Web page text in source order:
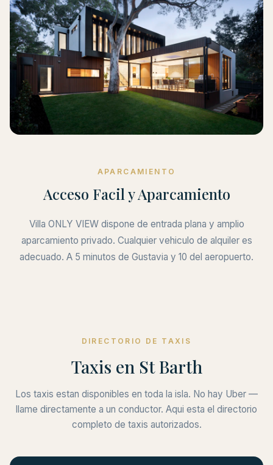
APARCAMIENTO
Acceso Facil y Aparcamiento
Villa ONLY VIEW dispone de entrada plana y amplio
aparcamiento privado. Cualquier vehiculo de alquiler es
adecuado. A 5 minutos de Gustavia y 10 del aeropuerto.
DIRECTORIO DE TAXIS
Taxis en St Barth
Los taxis estan disponibles en toda la isla. No hay Uber —
llame directamente a un conductor. Aqui esta el directorio
completo de taxis autorizados.